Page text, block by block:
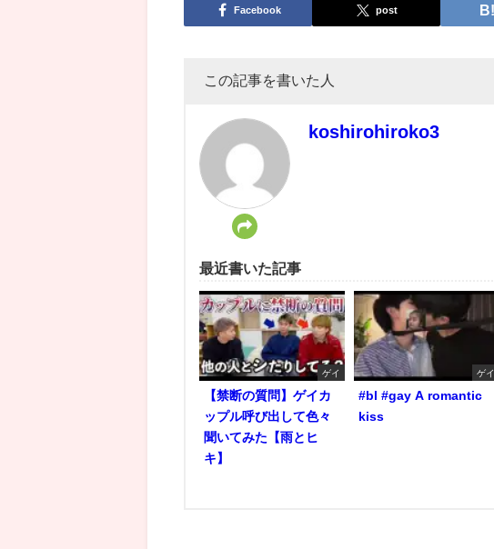
Facebook post
この記事を書いた人
koshirohiroko3
最近書いた記事
ゲイ
【禁断の質問】ゲイカ
ップル呼び出して色々
聞いてみた【雨とヒ
キ】
ゲイ
#bl #gay A romantic
kiss